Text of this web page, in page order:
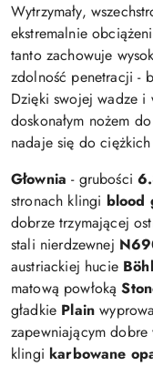
Wytrzymały,
ekstremalnie
tanto zachowuje
zdolność penetracji -
Dzięki swojej wadze
doskonałym nożem
nadaje się do
Głownia - grubości
stronach klingi blood
dobrze trzymającej
stali nierdzewnej
austriackiej hucie
matową powłoką
gładkie Plain
zapewniającym
klingi karbowane